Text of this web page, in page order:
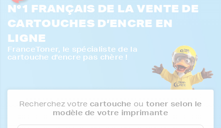
N°1 FRANÇAIS DE LA VENTE DE
CARTOUCHES D’ENCRE EN
LIGNE
FranceToner, le spécialiste de la
cartouche d'encre pas chère !
Recherchez votre cartouche ou toner selon le
modèle de votre imprimante